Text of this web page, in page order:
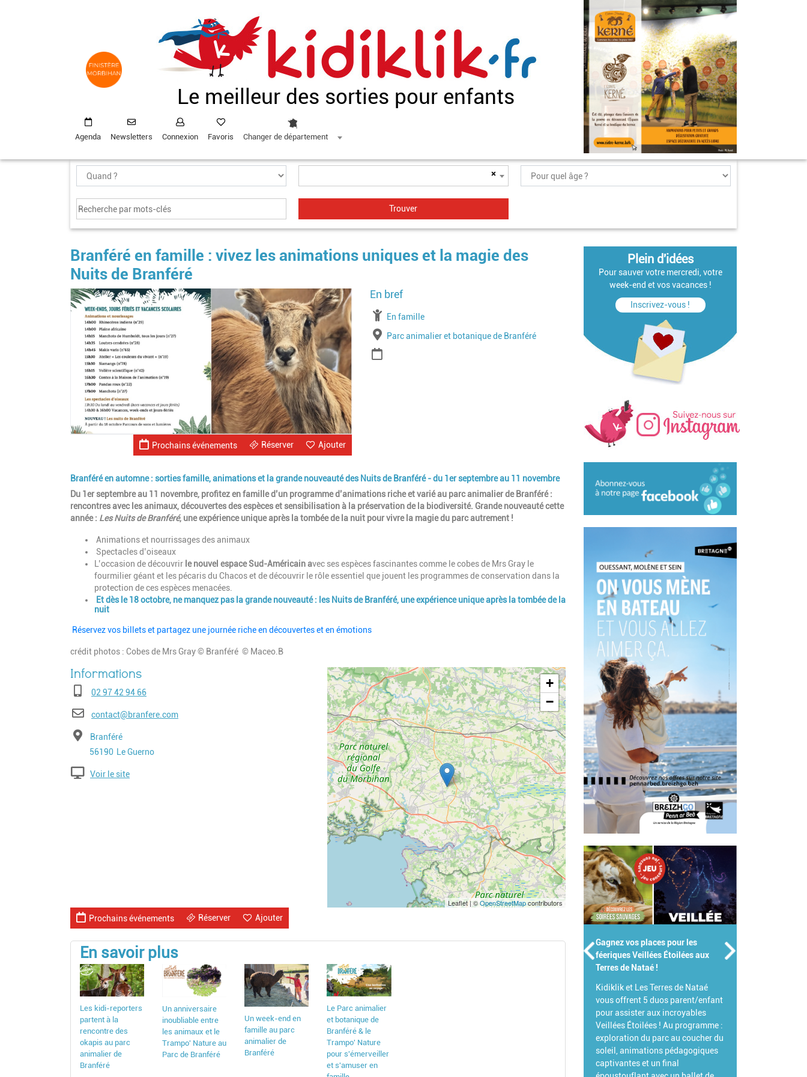
Le meilleur des sorties pour enfants
Agenda Newsletters Connexion Favoris Changer de département
×
Branféré en famille : vivez les animations uniques et la magie des
Nuits de Branféré
Image
Ajouter
Réserver
Prochains événements
À partir de
En famille
Lieu
Parc animalier et botanique de Branféré
Branféré en automne : sorties famille, animations et la grande nouveauté des Nuits de Branféré - du 1er septembre au 11 novembre
Du 1er septembre au 11 novembre, profitez en famille d’un programme d’animations riche et varié au parc animalier de Branféré :
rencontres avec les animaux, découvertes des espèces et sensibilisation à la préservation de la biodiversité. Grande nouveauté cette
année : Les Nuits de Branféré, une expérience unique après la tombée de la nuit pour vivre la magie du parc autrement !
Animations et nourrissages des animaux
Spectacles d’oiseaux
L’occasion de découvrir le nouvel espace Sud-Américain avec ses espèces fascinantes comme le cobes de Mrs Gray le
fourmilier géant et les pécaris du Chacos et de découvrir le rôle essentiel que jouent les programmes de conservation dans la
protection de ces espèces menacées.
Et dès le 18 octobre, ne manquez pas la grande nouveauté : les Nuits de Branféré, une expérience unique après la tombée de la
nuit
Réservez vos billets et partagez une journée riche en découvertes et en émotions
crédit photos : Cobes de Mrs Gray © Branféré © Maceo.B
Téléphone02 97 42 94 66
E-mailcontact@branfere.com
AdresseBranféré
Code postal
56190 Ville
Le Guerno
Voir le site
Geolocalisation
+
−
Leaflet | ©OpenStreetMapcontributors
Ajouter
Réserver
Prochains événements
En savoir plus
Les kidi-reporters
partent à la
rencontre des
okapis au parc
animalier de
Branféré
Un anniversaire
inoubliable entre
les animaux et le
Trampo' Nature au
Parc de Branféré
Un week-end en
famille au parc
animalier de
Branféré
Le Parc animalier
et botanique de
Branféré & le
Trampo' Nature
pour s'émerveiller
et s'amuser en
Plein d'idées
Pour sauver votre mercredi, votre
week-end et vos vacances !
Inscrivez-vous !
Gagnez vos places pour les
féeriques Veillées Étoilées aux
Kidiklik et Les Terres de Nataé
vous offrent 5 duos parent/enfant
pour assister aux incroyables
Veillées Étoilées ! Au programme :
exploration du parc au coucher du
soleil, animations pédagogiques
captivantes et un final
Gagnez votre Pass Famille pour
Parc de Branféré !
Kidiklik s'associent pour vous
offrir votre Pass Famille !
L'occasion idéale de venir
ce parc animalier et botanique
d'exception et de découvrir
ses grandes nouveautés 2026.